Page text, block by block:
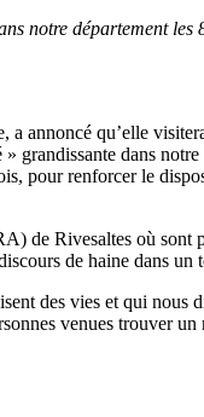
notre département
annoncé qu’elle
grandissante dans
pour renforcer le
de Rivesaltes où sont
de haine dans un
des vies et qui nous
venues trouver un